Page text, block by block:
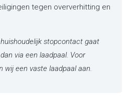
tegen oververhitting en
stopcontact gaat
via een laadpaal. Voor
wij een vaste laadpaal aan.